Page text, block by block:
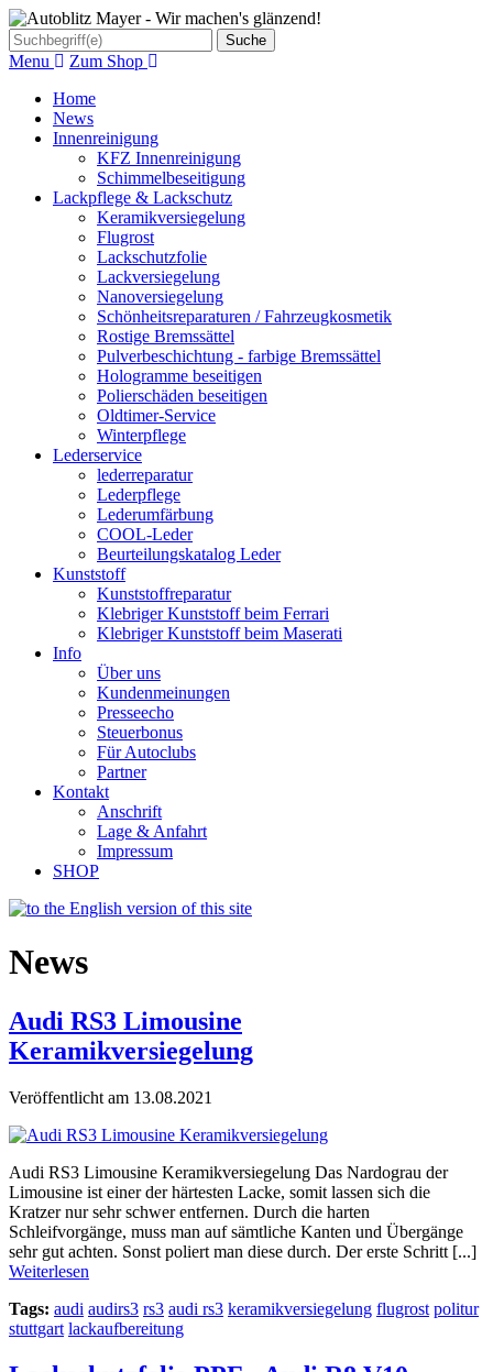
Suche
Menu
Zum Shop
Home
News
Innenreinigung
KFZ Innenreinigung
Schimmelbeseitigung
Lackpflege & Lackschutz
Keramikversiegelung
Flugrost
Lackschutzfolie
Lackversiegelung
Nanoversiegelung
Schönheitsreparaturen / Fahrzeugkosmetik
Rostige Bremssättel
Pulverbeschichtung - farbige Bremssättel
Hologramme beseitigen
Polierschäden beseitigen
Oldtimer-Service
Winterpflege
Lederservice
lederreparatur
Lederpflege
Lederumfärbung
COOL-Leder
Beurteilungskatalog Leder
Kunststoff
Kunststoffreparatur
Klebriger Kunststoff beim Ferrari
Klebriger Kunststoff beim Maserati
Info
Über uns
Kundenmeinungen
Presseecho
Steuerbonus
Für Autoclubs
Partner
Kontakt
Anschrift
Lage & Anfahrt
Impressum
SHOP
News
Audi RS3 Limousine
Keramikversiegelung
Veröffentlicht am 13.08.2021
Audi RS3 Limousine Keramikversiegelung Das Nardograu der
Limousine ist einer der härtesten Lacke, somit lassen sich die
Kratzer nur sehr schwer entfernen. Durch die harten
Schleifvorgänge, muss man auf sämtliche Kanten und Übergänge
sehr gut achten. Sonst poliert man diese durch. Der erste Schritt [...]
Weiterlesen
Tags: audi audirs3 rs3 audi rs3 keramikversiegelung flugrost politur
stuttgart lackaufbereitung